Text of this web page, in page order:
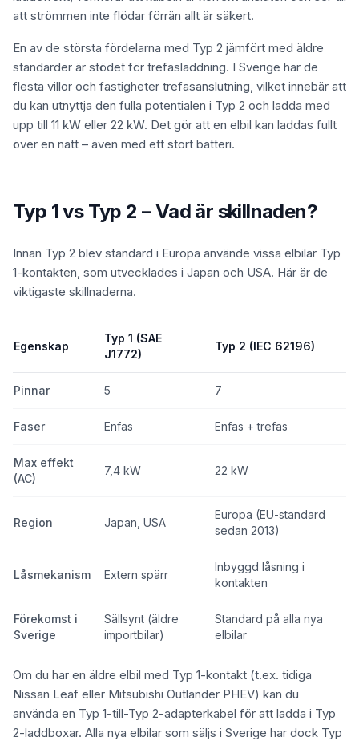
att strömmen inte flödar förrän allt är säkert.
En av de största fördelarna med Typ 2 jämfört med äldre
standarder är stödet för trefasladdning. I Sverige har de
flesta villor och fastigheter trefasanslutning, vilket innebär att
du kan utnyttja den fulla potentialen i Typ 2 och ladda med
upp till 11 kW eller 22 kW. Det gör att en elbil kan laddas fullt
över en natt – även med ett stort batteri.
Typ 1 vs Typ 2 – Vad är skillnaden?
Innan Typ 2 blev standard i Europa använde vissa elbilar Typ
1-kontakten, som utvecklades i Japan och USA. Här är de
viktigaste skillnaderna.
Egenskap
Typ 1 (SAE
J1772)
Typ 2 (IEC 62196)
Pinnar 5 7
Faser Enfas Enfas + trefas
Max effekt
(AC)
7,4 kW 22 kW
Region Japan, USA
Europa (EU-standard
sedan 2013)
Låsmekanism Extern spärr
Inbyggd låsning i
kontakten
Förekomst i
Sverige
Sällsynt (äldre
importbilar)
Standard på alla nya
elbilar
Om du har en äldre elbil med Typ 1-kontakt (t.ex. tidiga
Nissan Leaf eller Mitsubishi Outlander PHEV) kan du
använda en Typ 1-till-Typ 2-adapterkabel för att ladda i Typ
2-laddboxar. Alla nya elbilar som säljs i Sverige har dock Typ